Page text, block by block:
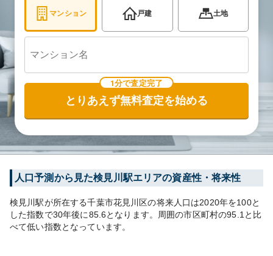
マンション 戸建 土地
1分で査定完了
とりあえず無料査定を始める
人口予測から見た検見川駅エリアの資産性・将来性
検見川駅が所在する千葉市花見川区の将来人口は2020年を100と
した指数で30年後に85.6となります。 周囲の市区町村の95.1 と比
べて低い指数となっています。